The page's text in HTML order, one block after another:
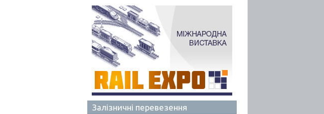
Залізничні перевезення